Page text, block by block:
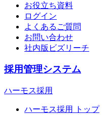
お役立ち資料
ログイン
よくあるご質問
お問い合わせ
社内版ビズリーチ
採用管理システム
ハーモス採用
ハーモス採用 トップ